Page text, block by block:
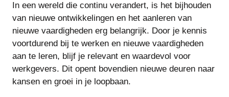
In een wereld die continu verandert, is het bijhouden
van nieuwe ontwikkelingen en het aanleren van
nieuwe vaardigheden erg belangrijk. Door je kennis
voortdurend bij te werken en nieuwe vaardigheden
aan te leren, blijf je relevant en waardevol voor
werkgevers. Dit opent bovendien nieuwe deuren naar
kansen en groei in je loopbaan.